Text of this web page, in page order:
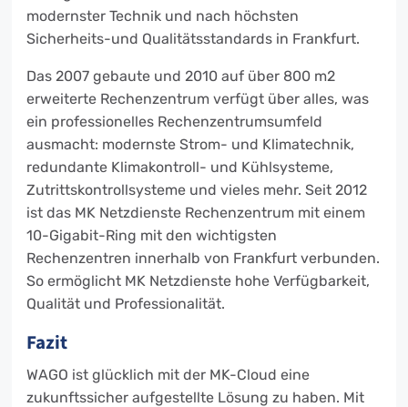
modernster Technik und nach höchsten
Sicherheits-und Qualitätsstandards in Frankfurt.
Das 2007 gebaute und 2010 auf über 800 m2
erweiterte Rechenzentrum verfügt über alles, was
ein professionelles Rechenzentrumsumfeld
ausmacht: modernste Strom- und Klimatechnik,
redundante Klimakontroll- und Kühlsysteme,
Zutrittskontrollsysteme und vieles mehr. Seit 2012
ist das MK Netzdienste Rechenzentrum mit einem
10-Gigabit-Ring mit den wichtigsten
Rechenzentren innerhalb von Frankfurt verbunden.
So ermöglicht MK Netzdienste hohe Verfügbarkeit,
Qualität und Professionalität.
Fazit
WAGO ist glücklich mit der MK-Cloud eine
zukunftssicher aufgestellte Lösung zu haben. Mit